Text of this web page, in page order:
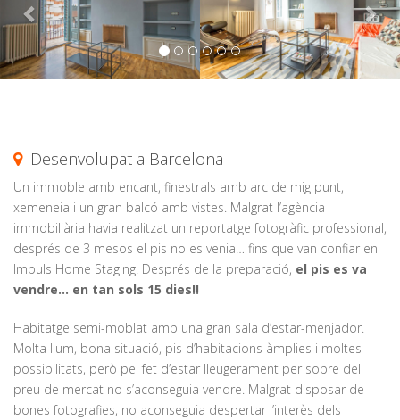
Desenvolupat a Barcelona
Un immoble amb encant, finestrals amb arc de mig punt,
xemeneia i un gran balcó amb vistes. Malgrat l’agència
immobiliària havia realitzat un reportatge fotogràfic professional,
després de 3 mesos el pis no es venia… fins que van confiar en
Impuls Home Staging! Després de la preparació, el pis es va
vendre… en tan sols 15 dies!!
Habitatge semi-moblat amb una gran sala d’estar-menjador.
Molta llum, bona situació, pis d’habitacions àmplies i moltes
possibilitats, però pel fet d’estar lleugerament per sobre del
preu de mercat no s’aconseguia vendre. Malgrat disposar de
bones fotografies, no aconseguia despertar l’interès dels